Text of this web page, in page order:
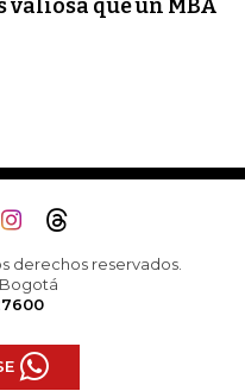
valiosa que un MBA
derechos reservados.
Bogotá